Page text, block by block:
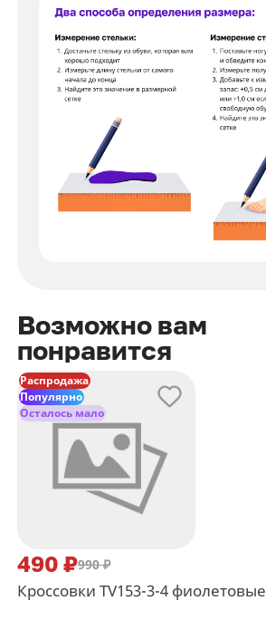
Возможно вам
понравится
Распродажа
Популярно
Осталось мало
490 ₽990 ₽
Кроссовки TV153-3-4 фиолетовые